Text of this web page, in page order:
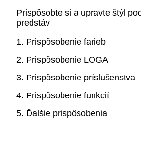
Prispôsobte si a upravte štýl
predstáv
1. Prispôsobenie farieb
2. Prispôsobenie LOGA
3. Prispôsobenie príslušenstva
4. Prispôsobenie funkcií
5. Ďalšie prispôsobenia